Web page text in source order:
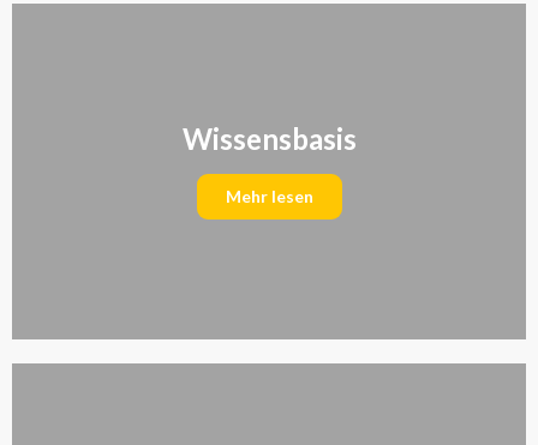
Wissensbasis
Mehr lesen